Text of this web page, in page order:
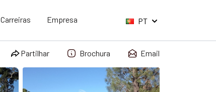
Carreiras Empresa PT
Partilhar Brochura Email